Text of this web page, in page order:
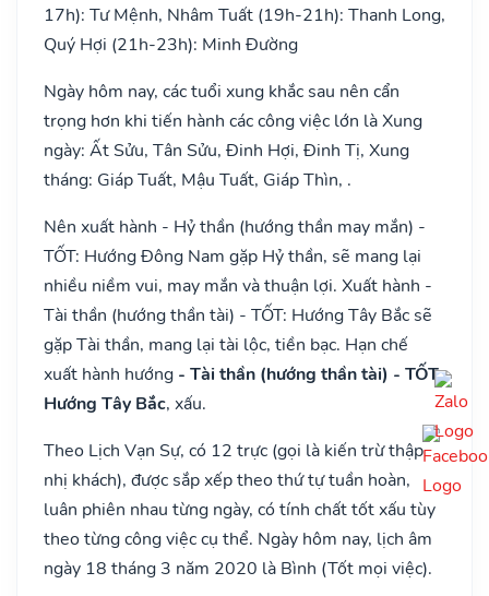
17h): Tư Mệnh, Nhâm Tuất (19h-21h): Thanh Long,
Quý Hợi (21h-23h): Minh Đường
Ngày hôm nay, các tuổi xung khắc sau nên cẩn
trọng hơn khi tiến hành các công việc lớn là Xung
ngày: Ất Sửu, Tân Sửu, Đinh Hợi, Đinh Tị, Xung
tháng: Giáp Tuất, Mậu Tuất, Giáp Thìn, .
Nên xuất hành - Hỷ thần (hướng thần may mắn) -
TỐT: Hướng Đông Nam gặp Hỷ thần, sẽ mang lại
nhiều niềm vui, may mắn và thuận lợi. Xuất hành -
Tài thần (hướng thần tài) - TỐT: Hướng Tây Bắc sẽ
gặp Tài thần, mang lại tài lộc, tiền bạc. Hạn chế
xuất hành hướng - Tài thần (hướng thần tài) - TỐT:
Hướng Tây Bắc, xấu.
Theo Lịch Vạn Sự, có 12 trực (gọi là kiến trừ thập
nhị khách), được sắp xếp theo thứ tự tuần hoàn,
luân phiên nhau từng ngày, có tính chất tốt xấu tùy
theo từng công việc cụ thể. Ngày hôm nay, lịch âm
ngày 18 tháng 3 năm 2020 là Bình (Tốt mọi việc).